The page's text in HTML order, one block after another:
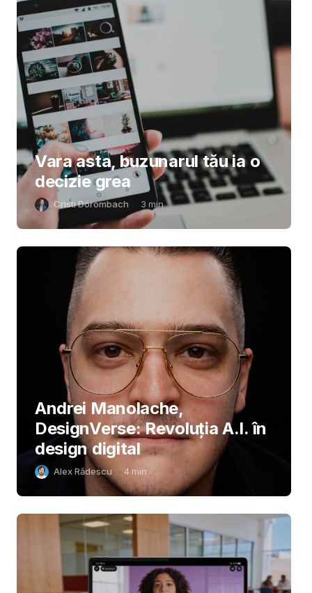
Vara asta, buzunarul tău ia o
decizie grea
Cristi Dorombach 3 min
Andrei Manolache,
DesignVerse: Revoluția A.I. în
design digital
Alex Rădescu 4 min